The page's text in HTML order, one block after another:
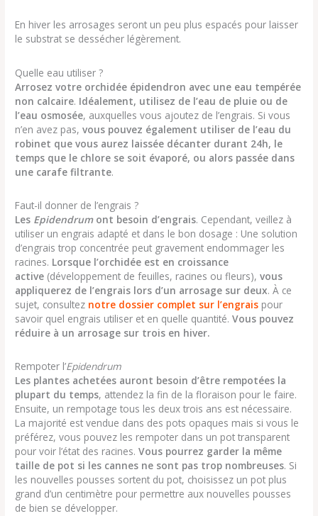
En hiver les arrosages seront un peu plus espacés pour laisser
le substrat se dessécher légèrement.
Quelle eau utiliser ?
Arrosez votre orchidée épidendron avec une eau tempérée
non calcaire. Idéalement, utilisez de l’eau de pluie ou de
l’eau osmosée, auxquelles vous ajoutez de l’engrais. Si vous
n’en avez pas,vous pouvez également utiliser de l’eau du
robinet que vous aurez laissée décanter durant 24h, le
temps que le chlore se soit évaporé, ou alors passée dans
une carafe filtrante.
Faut-il donner de l’engrais ?
Les Epidendrum ont besoin d’engrais. Cependant, veillez à
utiliser un engrais adapté et dans le bon dosage : Une solution
d’engrais trop concentrée peut gravement endommager les
racines. Lorsque l’orchidée est en croissance
active (développement de feuilles, racines ou fleurs),vous
appliquerez de l’engrais lors d’un arrosage sur deux. À ce
sujet, consultez notre dossier complet sur l’engrais pour
savoir quel engrais utiliser et en quelle quantité.Vous pouvez
réduire à un arrosage sur trois en hiver.
Rempoter l’Epidendrum
Les plantes achetées auront besoin d’être rempotées la
plupart du temps, attendez la fin de la floraison pour le faire.
Ensuite, un rempotage tous les deux trois ans est nécessaire.
La majorité est vendue dans des pots opaques mais si vous le
préférez, vous pouvez les rempoter dans un pot transparent
pour voir l’état des racines.Vous pourrez garder la même
taille de pot si les cannes ne sont pas trop nombreuses. Si
les nouvelles pousses sortent du pot, choisissez un pot plus
grand d’un centimètre pour permettre aux nouvelles pousses
de bien se développer.